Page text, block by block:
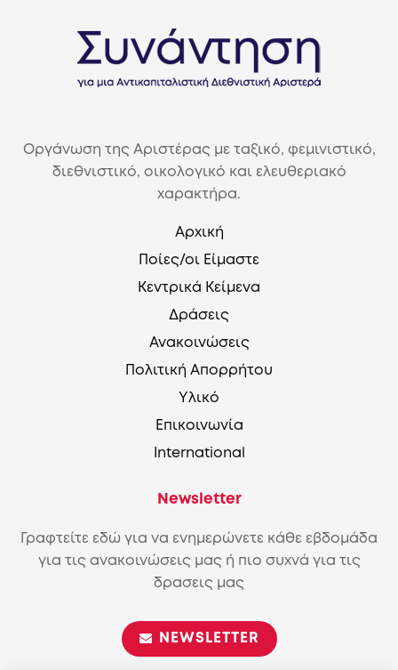
Οργάνωση της Αριστέρας με ταξικό, φεμινιστικό,
διεθνιστικό, οικολογικό και ελευθεριακό
χαρακτήρα.
Αρχική
Ποίες/οι Είμαστε
Κεντρικά Κείμενα
Δράσεις
Ανακοινώσεις
Πολιτική Απορρήτου
Υλικό
Επικοινωνία
International
Newsletter
Γραφτείτε εδώ για να ενημερώνετε κάθε εβδομάδα
για τις ανακοινώσεις μας ή πιο συχνά για τις
δρασεις μας
NEWSLETTER